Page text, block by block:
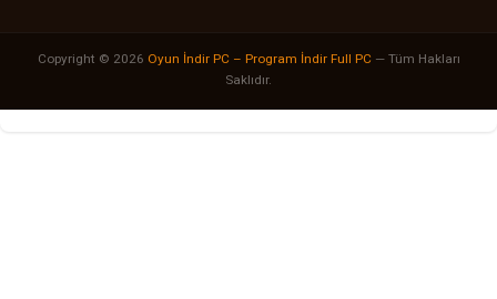
Copyright © 2026 Oyun İndir PC – Program İndir Full PC — Tüm Hakları
Saklıdır.